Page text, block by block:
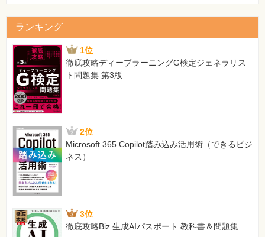
ランキング
1位
徹底攻略ディープラーニングG検定ジェネラリス
ト問題集 第3版
2位
Microsoft 365 Copilot踏み込み活用術（できるビジ
ネス）
3位
徹底攻略Biz 生成AIパスポート 教科書＆問題集